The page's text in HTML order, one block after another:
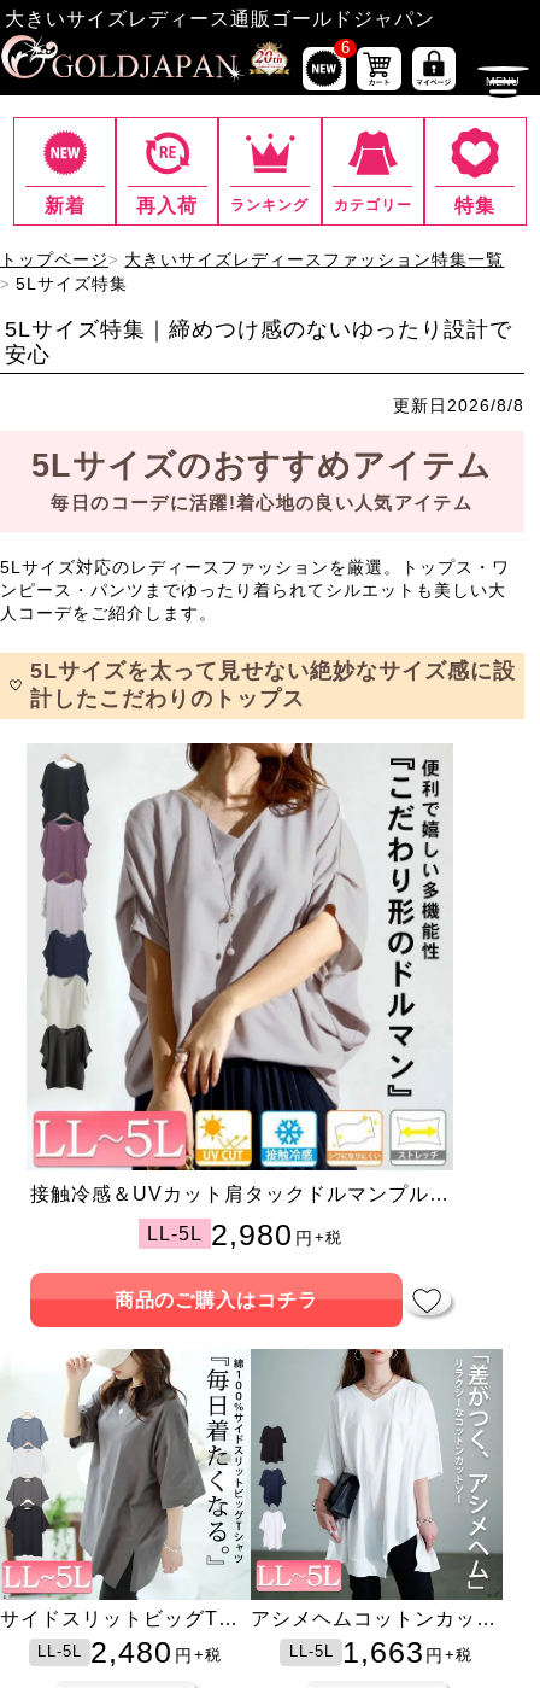
大きいサイズレディース通販ゴールドジャパン
6
新着 再入荷 ランキング カテゴリー 特集
トップページ
大きいサイズレディースファッション特集一覧
5Lサイズ特集
5Lサイズ特集｜締めつけ感のないゆったり設計で
安心
更新日2026/8/8
5Lサイズのおすすめアイテム
毎日のコーデに活躍!着心地の良い人気アイテム
5Lサイズ対応のレディースファッションを厳選。トップス・ワ
ンピース・パンツまでゆったり着られてシルエットも美しい大
人コーデをご紹介します。
5Lサイズを太って見せない絶妙なサイズ感に設
計したこだわりのトップス
接触冷感＆UVカット肩タックドルマンプルオ
ーバー
LL-5L 2,980 円 +税
商品のご購入はコチラ
サイドスリットビッグTシ
ャツLL-5L 2,480 円 +税
アシメヘムコットンカット
ソーLL-5L 1,663 円 +税